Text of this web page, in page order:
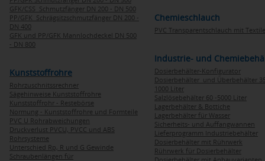
GFK/CSS Schmutzfänger DN 200 - DN 500
PP/GFK Schrägsitzschmutzfänger DN 200 -
DN 400
GFK und PP/GFK Mannlochdeckel DN 500
- DN 800
Kunststoffrohre
Rohrzuschnitssrechner
Sägehinweise Kunststoffrohre
Kunststoffrohr - Restebörse
Normung - Kunststoffrohre und Formteile
PVC U Rohrabweichungen
Druckverlust PVCU, PVCC und ABS
Rohrsysteme
Unterschied Rp, R und G Gewinde
Schraubenlängen für
Chemieschlauch
PVC Transparentschlauch mit
Industrie- und
Dosierbehälter-Konfigurator
Dosierbehälter und Überbehälter
1000 Liter
Salzlösebehälter 60 -5000 Liter
Lagerbehälter & Bottiche
Lagerbehälter für Wasser
Sicherheits- und Auffangwannen
Lieferprogramm Industriebehälter
Dosierbehälter mit Rührwerk
Rührwerk für Dosierbehälter